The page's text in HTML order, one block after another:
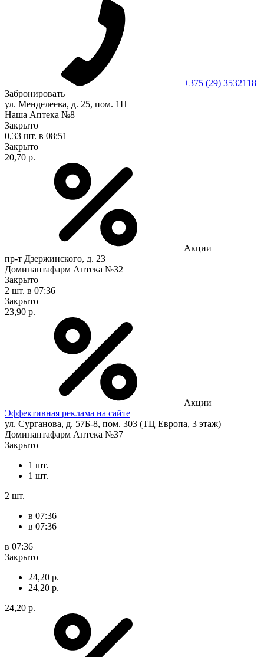
+375 (29) 3532118
Забронировать
ул. Менделеева, д. 25, пом. 1Н
Наша Аптека №8
Закрыто
0,33 шт. в 08:51
Закрыто
20,70 р.
Акции
пр-т Дзержинского, д. 23
Доминантафарм Аптека №32
Закрыто
2 шт. в 07:36
Закрыто
23,90 р.
Акции
Эффективная реклама на сайте
ул. Сурганова, д. 57Б-8, пом. 303 (ТЦ Европа, 3 этаж)
Доминантафарм Аптека №37
Закрыто
1 шт.
1 шт.
2 шт.
в 07:36
в 07:36
в 07:36
Закрыто
24,20 р.
24,20 р.
24,20 р.